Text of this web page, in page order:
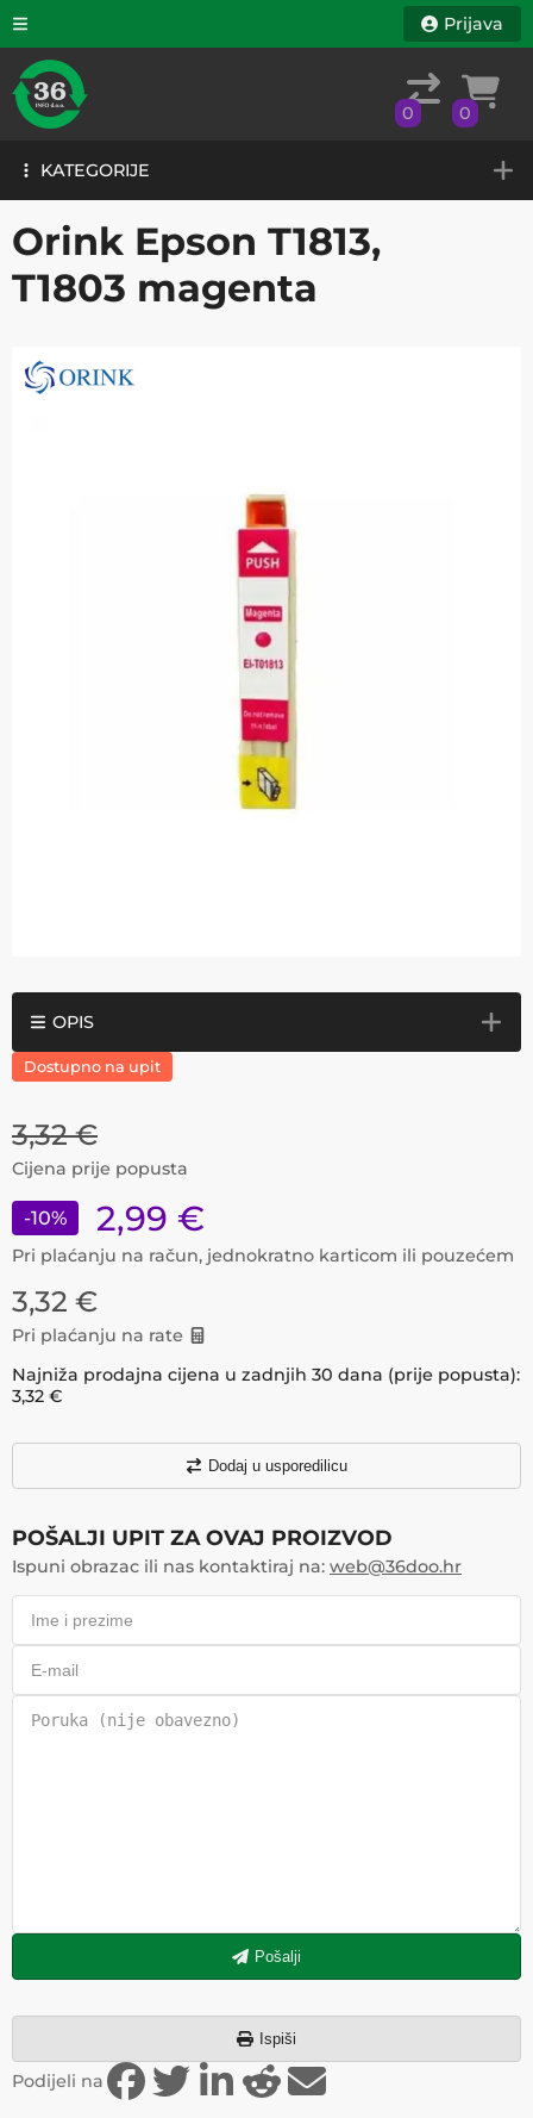
KATEGORIJE
Prijava
0 0
KATEGORIJE
Orink Epson T1813,
T1803 magenta
OPIS
Dostupno na upit
3,32 €
Cijena prije popusta
-10% 2,99 €
Pri plaćanju na račun, jednokratno karticom ili pouzećem
3,32 €
Pri plaćanju na rate
Najniža prodajna cijena u zadnjih 30 dana (prije popusta):
3,32 €
Dodaj u usporedilicu
POŠALJI UPIT ZA OVAJ PROIZVOD
Ispuni obrazac ili nas kontaktiraj na: web@36doo.hr
Pošalji
Ispiši
Podijeli na